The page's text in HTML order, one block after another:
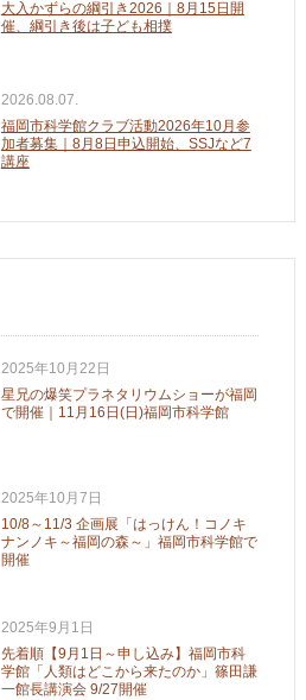
大入かずらの綱引き2026｜8月15日開
催、綱引き後は子ども相撲
2026.08.07.
福岡市科学館クラブ活動2026年10月参
加者募集｜8月8日申込開始、SSJなど7
講座
2025年10月22日
星兄の爆笑プラネタリウムショーが福岡
で開催｜11月16日(日)福岡市科学館
2025年10月7日
10/8～11/3 企画展「はっけん！コノキ
ナンノキ～福岡の森～」福岡市科学館で
開催
2025年9月1日
先着順【9月1日～申し込み】福岡市科
学館「人類はどこから来たのか」篠田謙
一館長講演会 9/27開催